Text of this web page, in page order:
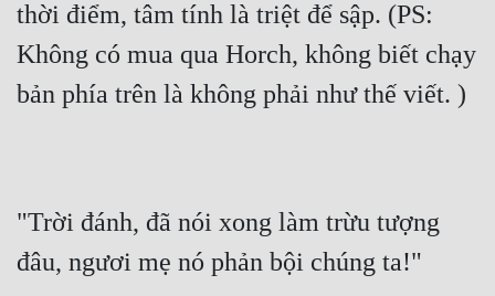
thời điểm, tâm tính là triệt để sập. (PS:
Không có mua qua Horch, không biết chạy
bản phía trên là không phải như thế viết. )
"Trời đánh, đã nói xong làm trừu tượng
đâu, ngươi mẹ nó phản bội chúng ta!"